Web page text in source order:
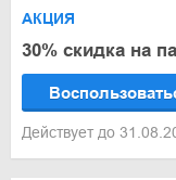
АКЦИЯ
30% скидка на
Действует до